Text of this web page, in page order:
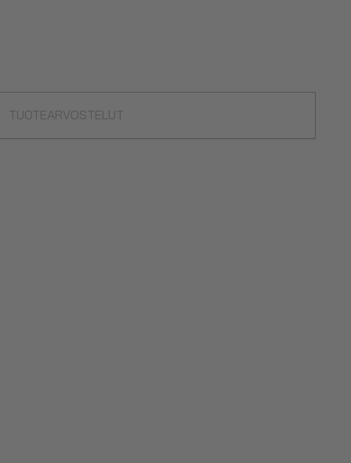
TUOTEARVOSTELUT